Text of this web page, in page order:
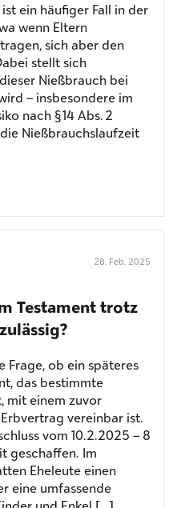
ein häufiger Fall in der
wenn Eltern
sich aber den
stellt sich
Nießbrauch bei
– insbesondere im
nach § 14 Abs. 2
Nießbrauchslaufzeit
28. Feb. 2025
Testament trotz
Frage, ob ein späteres
das bestimmte
mit einem zuvor
vereinbar ist.
vom 10.2.2025 – 8
geschaffen. Im
Eheleute einen
eine umfassende